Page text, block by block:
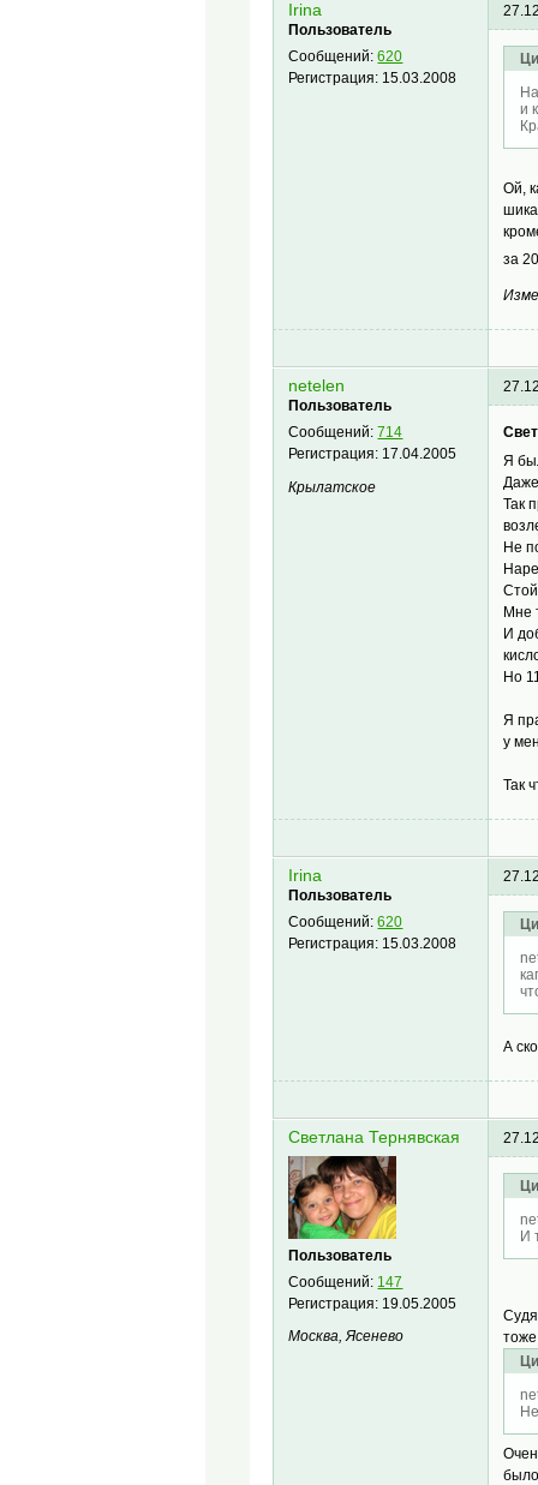
Irina
Пользователь
Сообщений:620
Регистрация: 15.03.2008
и
Ой,
за
netelen
Пользователь
Сообщений:714
Регистрация: 17.04.2005
Крылатское
Я
Так
Не
Мне
И
Но
Я
у
Так
Irina
Пользователь
Сообщений:620
Регистрация: 15.03.2008
А
Светлана Тернявская
Пользователь
Сообщений: 147
Регистрация: 19.05.2005
Москва, Ясенево
И